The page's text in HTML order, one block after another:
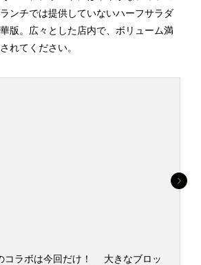
ンチでは提供していないハーフサラダ
版。広々とした店内で、ボリューム満
れてください。
コラボは今回だけ！ 大きなブロッ